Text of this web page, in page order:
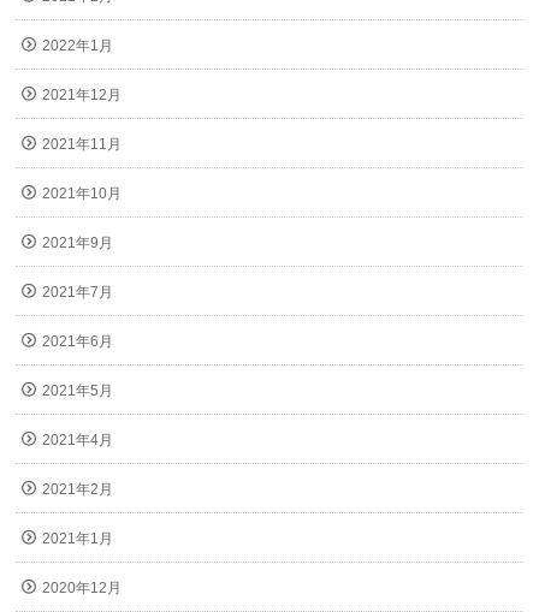
2022年1月
2021年12月
2021年11月
2021年10月
2021年9月
2021年7月
2021年6月
2021年5月
2021年4月
2021年2月
2021年1月
2020年12月